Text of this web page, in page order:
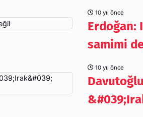
10 yıl önce
Erdoğan:
samimi
10 yıl önce